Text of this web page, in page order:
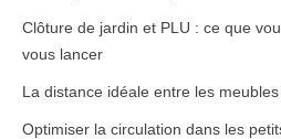
Clôture de jardin et PLU : ce que
vous lancer
La distance idéale entre les
Optimiser la circulation dans les